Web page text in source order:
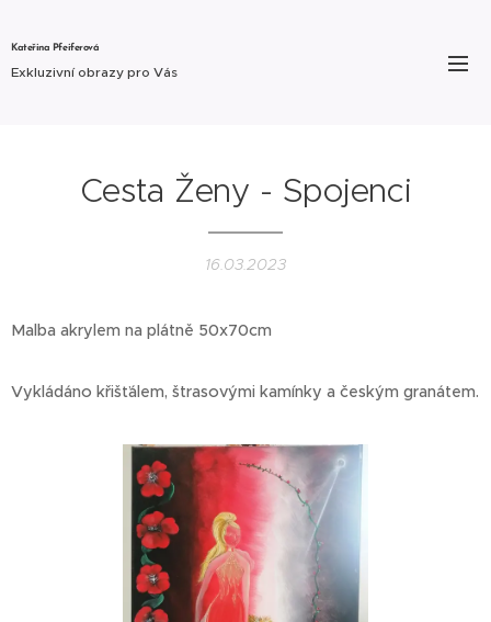
Kateřina Pfeiferová
Exkluzivní obrazy pro Vás
Cesta Ženy - Spojenci
16.03.2023
Malba akrylem na plátně 50x70cm
Vykládáno křišťálem, štrasovými kamínky a českým granátem.